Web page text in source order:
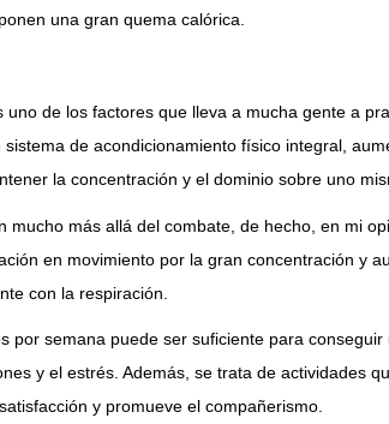
una gran quema calórica.
de los factores que lleva a mucha gente a
de acondicionamiento físico integral,
la concentración y el dominio sobre uno
mucho más allá del combate, de hecho, en mi
en movimiento por la gran concentración y
con la respiración.
por semana puede ser suficiente para
y el estrés. Además, se trata de actividades
y promueve el compañerismo.